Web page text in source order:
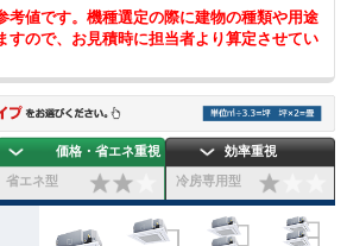
考値です。機種選定の際に建物の種類や用途
すので、お見積時に担当者より算定させてい
価格・省エネ重視
省エネ型
効率重視
冷房専用型